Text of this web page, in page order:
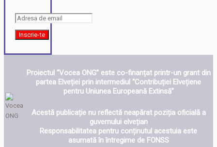
Proiectul “Vocea ONG” este co-finanțat printr-un grant din
partea Elveției prin intermediul “Contribuției Elvețiene
pentru Uniunea Europeană Extinsă”
Acestă publicație nu reflectă neapărat poziția oficială a
guvernului elvețian
Responsabilitatea pentru conținutul acestuia este
asumată în întregime de FONSS